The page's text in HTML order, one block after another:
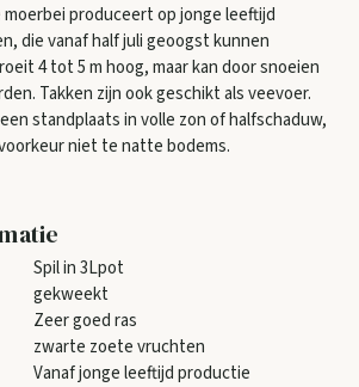
produceert op jonge leeftijd
die vanaf half juli geoogst kunnen
4 tot 5 m hoog, maar kan door snoeien
Takken zijn ook geschikt als veevoer.
standplaats in volle zon of halfschaduw,
niet te natte bodems.
Spil in 3Lpot
gekweekt
Zeer goed ras
zwarte zoete vruchten
Vanaf jonge leeftijd productie